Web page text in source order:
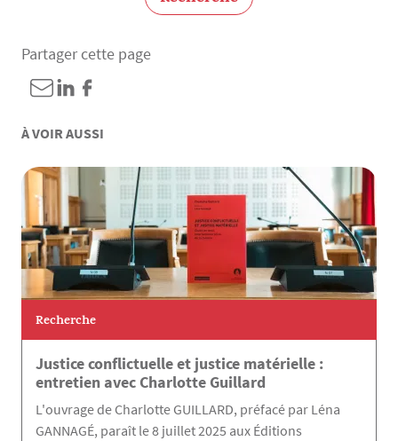
Partager cette page
À VOIR AUSSI
Recherche
Justice conflictuelle et justice matérielle :
entretien avec Charlotte Guillard
L'ouvrage de Charlotte GUILLARD, préfacé par Léna
GANNAGÉ, paraît le 8 juillet 2025 aux Éditions